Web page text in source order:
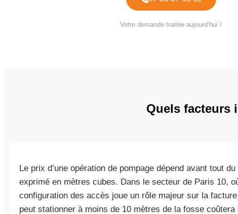
Votre demande traitée aujourd’hui !
Quels facteurs
Le prix d’une opération de pompage dépend avant tout
exprimé en mètres cubes. Dans le secteur de Paris 10,
configuration des accès joue un rôle majeur sur la
peut stationner à moins de 10 mètres de la fosse coûtera